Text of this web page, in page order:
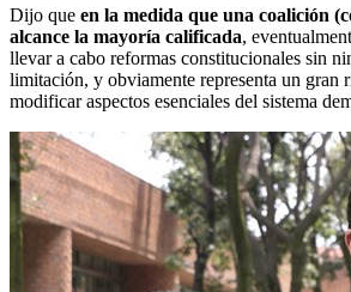
Dijo que en la medida que una coalición
alcance la mayoría calificada,
llevar a cabo reformas constitucionales sin
limitación, y obviamente representa un gran
modificar aspectos esenciales del sistema